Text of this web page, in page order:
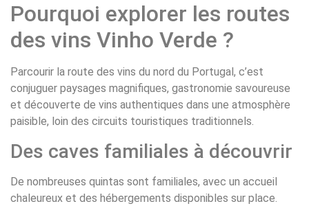
Pourquoi explorer les routes
des vins Vinho Verde ?
Parcourir la route des vins du nord du Portugal, c’est
conjuguer paysages magnifiques, gastronomie savoureuse
et découverte de vins authentiques dans une atmosphère
paisible, loin des circuits touristiques traditionnels.
Des caves familiales à découvrir
De nombreuses quintas sont familiales, avec un accueil
chaleureux et des hébergements disponibles sur place.